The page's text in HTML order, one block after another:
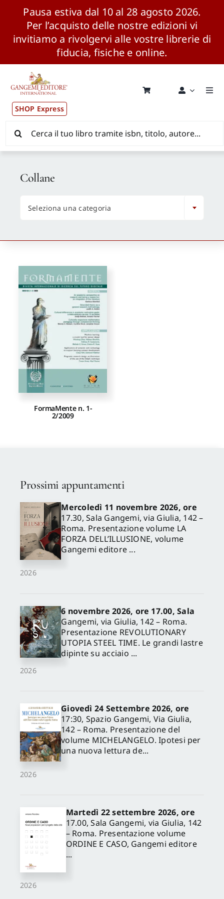
Pausa estiva dal 10 al 28 agosto 2026.
Per l’acquisto delle nostre edizioni vi
invitiamo a rivolgervi alle vostre librerie di
fiducia, fisiche e online.
contenuto
SHOP Express
Pubblicazioni
News ed Eventi
Distribuzione Wolrdwide
CONSIP / MEPA / ANVUR / CINECA
Autori
Proposte di pubblicazione
Gangemi Editore
Newsletter
per:
FormaMente n. 1-
2/2009
Collane
Seleziona una categoria
Prossimi appuntamenti
2026
Mercoledì 11 novembre 2026, ore
17.30, Sala Gangemi, via Giulia, 142 –
Roma. Presentazione volume LA
FORZA DELL’ILLUSIONE, volume
Gangemi editore ...
2026
6 novembre 2026, ore 17.00, Sala
Gangemi, via Giulia, 142 – Roma.
Presentazione REVOLUTIONARY
UTOPIA STEEL TIME. Le grandi lastre
dipinte su acciaio ...
2026
Giovedì 24 Settembre 2026, ore
17:30, Spazio Gangemi, Via Giulia,
142 – Roma. Presentazione del
volume MICHELANGELO. Ipotesi per
una nuova lettura de...
2026
Martedì 22 settembre 2026, ore
17.00, Sala Gangemi, via Giulia, 142
– Roma. Presentazione volume
ORDINE E CASO, Gangemi editore
...